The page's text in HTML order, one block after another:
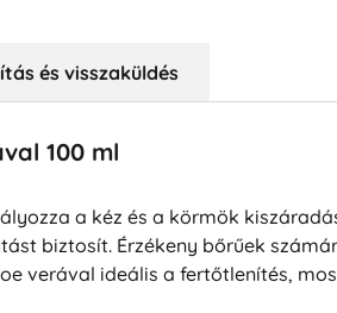
és visszaküldés
100 ml
a kéz és a körmök
biztosít. Érzékeny bőrűek
verával ideális a fertőtlenítés,